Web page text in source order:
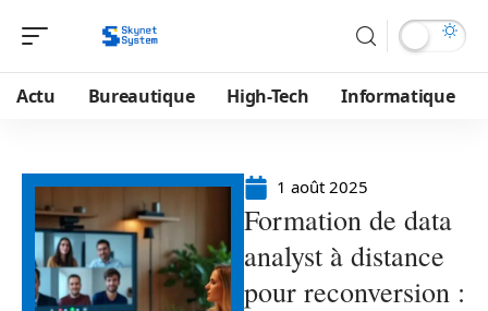
Actu Bureautique High-Tech Informatique
1 août 2025
Formation de data
analyst à distance
pour reconversion :